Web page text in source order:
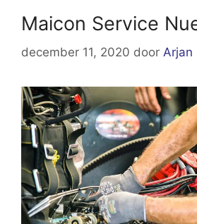
Maicon Service
december 11, 2020 door Arjan